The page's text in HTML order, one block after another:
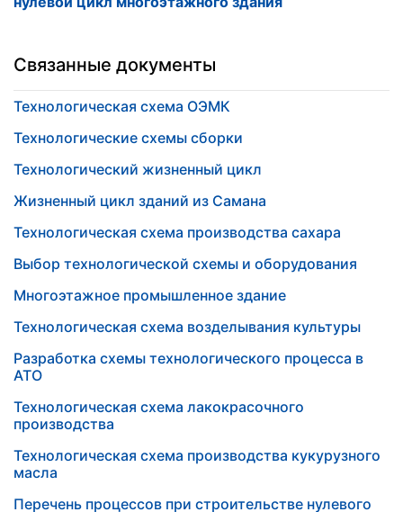
Связанные документы
Технологическая схема ОЭМК
Технологические схемы сборки
Технологический жизненный цикл
Жизненный цикл зданий из Самана
Технологическая схема производства сахара
Выбор технологической схемы и оборудования
Многоэтажное промышленное здание
Технологическая схема возделывания культуры
Разработка схемы технологического процесса в
АТО
Технологическая схема лакокрасочного
производства
Технологическая схема производства кукурузного
масла
Перечень процессов при строительстве нулевого